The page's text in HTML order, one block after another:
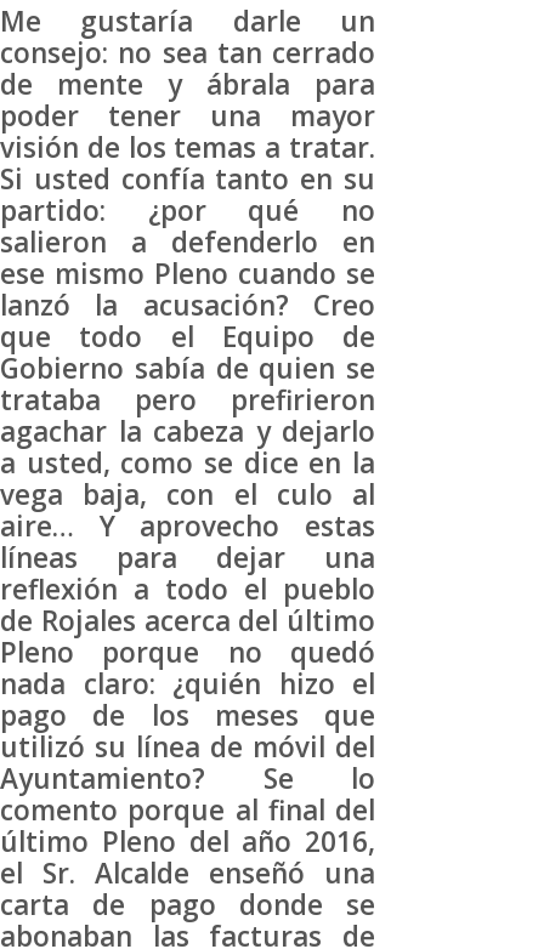
Me gustaría darle un
consejo: no sea tan cerrado
de mente y ábrala para
poder tener una mayor
visión de los temas a tratar.
Si usted confía tanto en su
partido: ¿por qué no
salieron a defenderlo en
ese mismo Pleno cuando se
lanzó la acusación? Creo
que todo el Equipo de
Gobierno sabía de quien se
trataba pero prefirieron
agachar la cabeza y dejarlo
a usted, como se dice en la
vega baja, con el culo al
aire… Y aprovecho estas
líneas para dejar una
reflexión a todo el pueblo
de Rojales acerca del último
Pleno porque no quedó
nada claro: ¿quién hizo el
pago de los meses que
utilizó su línea de móvil del
Ayuntamiento? Se lo
comento porque al final del
último Pleno del año 2016,
el Sr. Alcalde enseñó una
carta de pago donde se
abonaban las facturas de